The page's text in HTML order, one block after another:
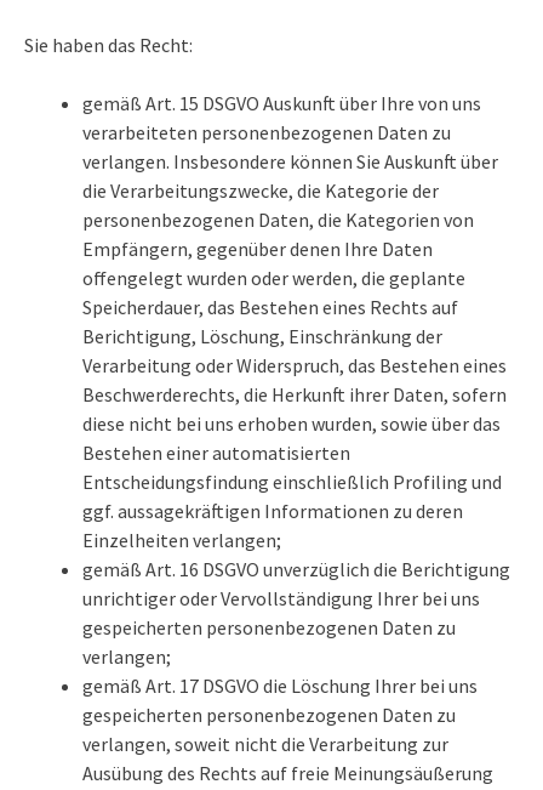
Sie haben das Recht:
gemäß Art. 15 DSGVO Auskunft über Ihre von uns
verarbeiteten personenbezogenen Daten zu
verlangen. Insbesondere können Sie Auskunft über
die Verarbeitungszwecke, die Kategorie der
personenbezogenen Daten, die Kategorien von
Empfängern, gegenüber denen Ihre Daten
offengelegt wurden oder werden, die geplante
Speicherdauer, das Bestehen eines Rechts auf
Berichtigung, Löschung, Einschränkung der
Verarbeitung oder Widerspruch, das Bestehen eines
Beschwerderechts, die Herkunft ihrer Daten, sofern
diese nicht bei uns erhoben wurden, sowie über das
Bestehen einer automatisierten
Entscheidungsfindung einschließlich Profiling und
ggf. aussagekräftigen Informationen zu deren
Einzelheiten verlangen;
gemäß Art. 16 DSGVO unverzüglich die Berichtigung
unrichtiger oder Vervollständigung Ihrer bei uns
gespeicherten personenbezogenen Daten zu
verlangen;
gemäß Art. 17 DSGVO die Löschung Ihrer bei uns
gespeicherten personenbezogenen Daten zu
verlangen, soweit nicht die Verarbeitung zur
Ausübung des Rechts auf freie Meinungsäußerung